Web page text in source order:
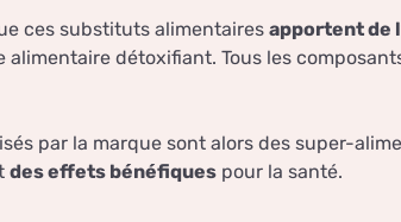
ces substituts alimentaires apportent de
détoxifiant. Tous les
par la marque sont alors des super-
des effets bénéfiques pour la santé.